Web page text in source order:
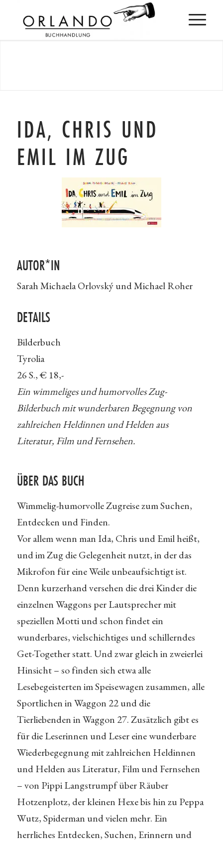
IDA, CHRIS UND
EMIL IM ZUG
AUTOR*IN
Sarah Michaela Orlovský und Michael Roher
DETAILS
Bilderbuch
Tyrolia
26 S., € 18,-
Ein wimmeliges und humorvolles Zug-
Bilderbuch mit wunderbaren Begegnung von
zahlreichen Heldinnen und Helden aus
Literatur, Film und Fernsehen.
ÜBER DAS BUCH
Wimmelig-humorvolle Zugreise zum Suchen,
Entdecken und Finden.
Vor allem wenn man Ida, Chris und Emil heißt,
und im Zug die Gelegenheit nutzt, in der das
Mikrofon für eine Weile unbeaufsichtigt ist.
Denn kurzerhand versehen die drei Kinder die
einzelnen Waggons per Lautsprecher mit
speziellen Motti und schon findet ein
wunderbares, vielschichtiges und schillerndes
Get-Together statt. Und zwar gleich in zweierlei
Hinsicht – so finden sich etwa alle
Lesebegeisterten im Speisewagen zusammen, alle
Sportlichen in Waggon 22 und die
Tierliebenden in Waggon 27. Zusätzlich gibt es
für die Leserinnen und Leser eine wunderbare
Wiederbegegnung mit zahlreichen Heldinnen
und Helden aus Literatur, Film und Fernsehen
– von Pippi Langstrumpf über Räuber
Hotzenplotz, der kleinen Hexe bis hin zu Peppa
Wutz, Spiderman und vielen mehr. Ein
herrliches Entdecken, Suchen, Erinnern und